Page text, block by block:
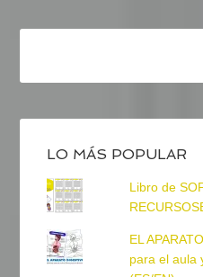
LO MÁS POPULAR
Libro de
EL
para el aula